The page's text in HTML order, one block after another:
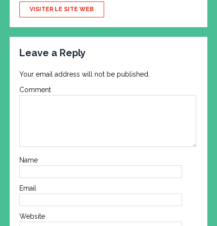
VISITER LE SITE WEB
Leave a Reply
Your email address will not be published.
Comment
Name
Email
Website